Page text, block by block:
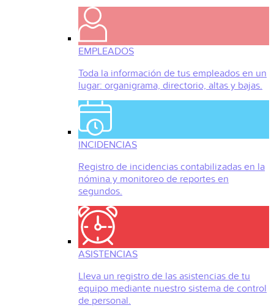
EMPLEADOS
Toda la información de tus empleados en un
lugar: organigrama, directorio, altas y bajas.
INCIDENCIAS
Registro de incidencias contabilizadas en la
nómina y monitoreo de reportes en
segundos.
ASISTENCIAS
Lleva un registro de las asistencias de tu
equipo mediante nuestro sistema de control
de personal.